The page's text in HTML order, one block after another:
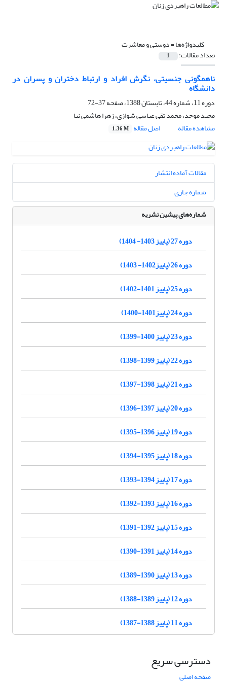
کلیدواژه‌ها =دوستی و معاشرت
تعداد مقالات: 1
ناهمگونی جنسیتی، نگرش افراد و ارتباط دختران و پسران در
دانشگاه
دوره 11، شماره 44، تابستان 1388، صفحه
37-72
مجید موحد، محمد تقی عباسی شوازی، زهرا هاشمی نیا
مشاهده مقاله
اصل مقاله 1.36 M
مقالات آماده انتشار
شماره جاری
شماره‌های پیشین نشریه
دوره 27 (پاییز 1403- 1404)
دوره 26 (پاییز1402- 1403)
دوره 25 (پاییز 1401-1402)
دوره 24 (پاییز1401-1400)
دوره 23 (پاییز 1400-1399)
دوره 22 (پاییز 1399-1398)
دوره 21 (پاییز 1398-1397)
دوره 20 (پاییز 1397-1396)
دوره 19 (پاییز 1396-1395)
دوره 18 (پاییز 1395-1394)
دوره 17 (پاییز 1394-1393)
دوره 16 (پاییز 1393-1392)
دوره 15 (پاییز 1392-1391)
دوره 14 (پاییز 1391-1390)
دوره 13 (پاییز 1390-1389)
دوره 12 (پاییز 1389-1388)
دوره 11 (پاییز 1388-1387)
دسترسی سریع
صفحه اصلی